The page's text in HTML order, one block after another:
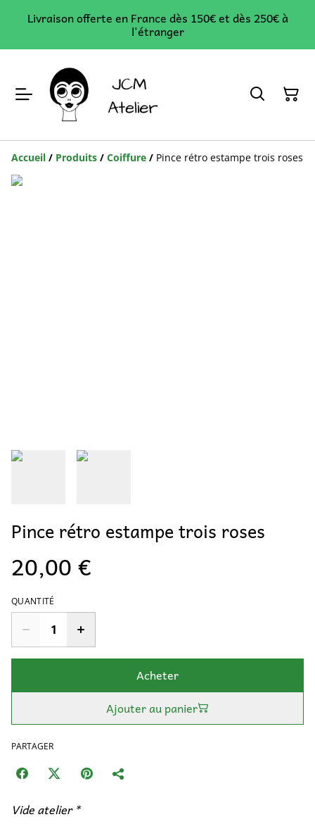
Livraison offerte en France dès 150€ et dès 250€ à
l'étranger
Accueil / Produits / Coiffure / Pince rétro estampe trois roses
Pince rétro estampe trois roses
20,00 €
QUANTITÉ
Acheter
Ajouter au panier
PARTAGER
Vide atelier *